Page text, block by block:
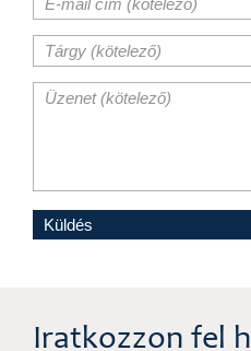
Iratkozzon fel